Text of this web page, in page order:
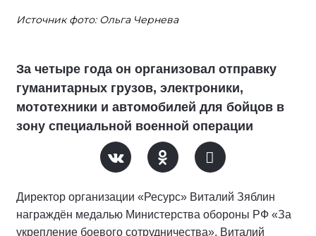
Источник фото: Ольга Чернева
За четыре года он организовал отправку
гуманитарных грузов, электроники,
мототехники и автомобилей для бойцов в
зону специальной военной операции
Директор организации «Ресурс» Виталий Зяблин
награждён медалью Министерства обороны РФ «За
укрепление боевого сотрудничества». Виталий